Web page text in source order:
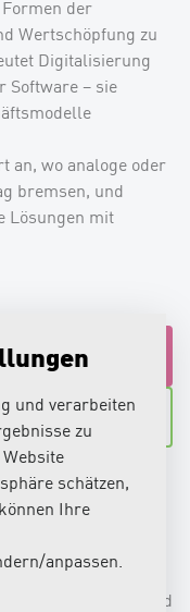
und verarbeiten
zu
schätzen,
Ihre
anpassen.
der
Wertschöpfung zu
Digitalisierung
Software – sie
an, wo analoge oder
bremsen, und
Lösungen mit
ist
jeder Grösse und